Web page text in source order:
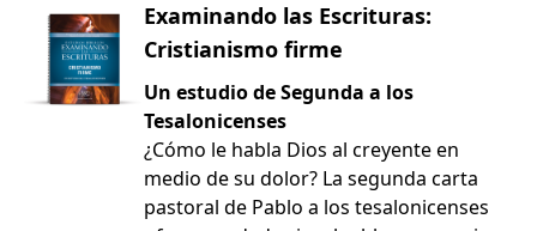
Examinando las Escrituras:
Cristianismo firme
Un estudio de Segunda a los
Tesalonicenses
¿Cómo le habla Dios al creyente en
medio de su dolor? La segunda carta
pastoral de Pablo a los tesalonicenses